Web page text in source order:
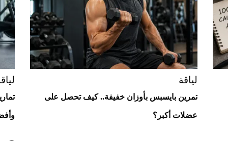
لياقة
تمرين بايسبس بأوزان خفيفة.. كيف تحصل على
عضلات أكبر؟